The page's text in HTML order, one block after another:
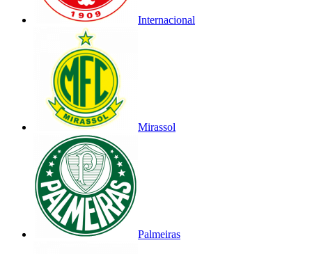
Internacional
Mirassol
Palmeiras